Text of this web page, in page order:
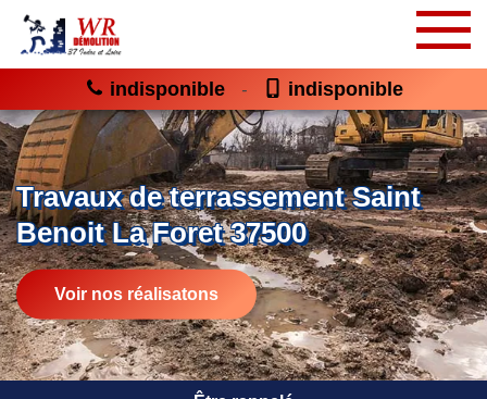
indisponible - indisponible
Travaux de terrassement Saint
Benoit La Foret 37500
Voir nos réalisatons